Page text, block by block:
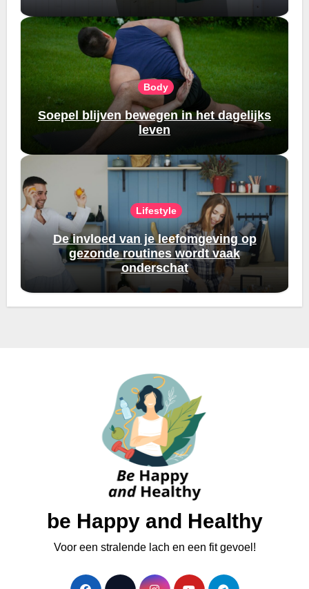
Body
Soepel blijven bewegen in het dagelijks
leven
Lifestyle
De invloed van je leefomgeving op
gezonde routines wordt vaak
onderschat
be Happy and Healthy
Voor een stralende lach en een fit gevoel!